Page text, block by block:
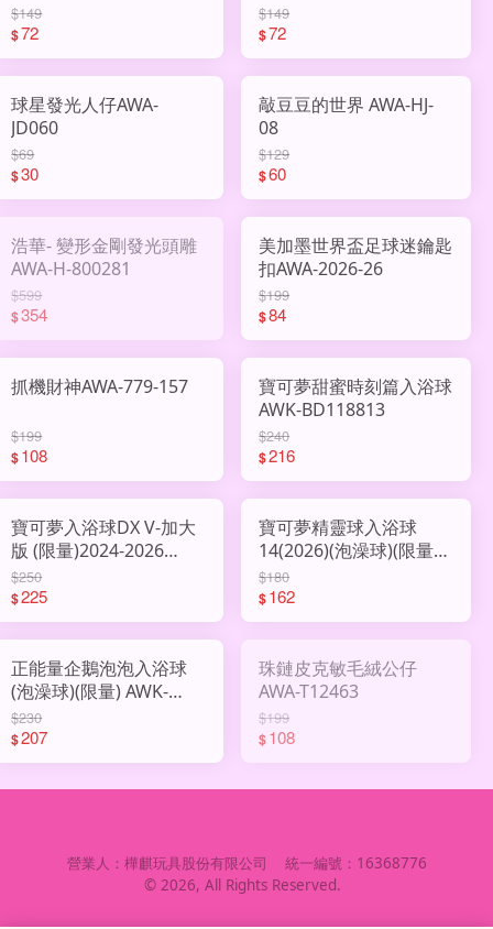
$149
$72
$149
$72
球星發光人仔AWA-
JD060
$69
$30
敲豆豆的世界 AWA-HJ-
08
$129
$60
浩華- 變形金剛發光頭雕
AWA-H-800281
$599
$354
美加墨世界盃足球迷鑰匙
扣AWA-2026-26
$199
$84
抓機財神AWA-779-157
$199
$108
寶可夢甜蜜時刻篇入浴球
AWK-BD118813
$240
$216
寶可夢入浴球DX V-加大
版 (限量)2024-2026
AWK-BD994340
$250
$225
寶可夢精靈球入浴球
14(2026)(泡澡球)(限量)
AWK-BD164490
$180
$162
正能量企鵝泡泡入浴球
(泡澡球)(限量) AWK-
BD193247
$230
$207
珠鏈皮克敏毛絨公仔
AWA-T12463
$199
$108
營業人： 樺麒玩具股份有限公司 統一編號： 16368776
© 2026, All Rights Reserved.